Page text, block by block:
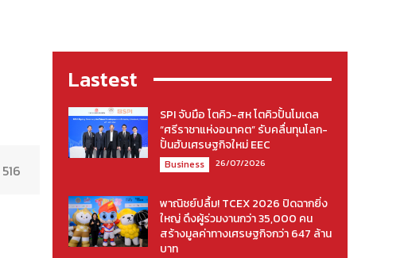
516
Lastest
SPI จับมือ โตคิว-สห โตคิวปั้นโมเดล
“ศรีราชาแห่งอนาคต” รับคลื่นทุนโลก-
ปั้นฮับเศรษฐกิจใหม่ EEC
Business 26/07/2026
พาณิชย์ปลื้ม! TCEX 2026 ปิดฉากยิ่ง
ใหญ่ ดึงผู้ร่วมงานกว่า 35,000 คน
สร้างมูลค่าทางเศรษฐกิจกว่า 647 ล้าน
บาท